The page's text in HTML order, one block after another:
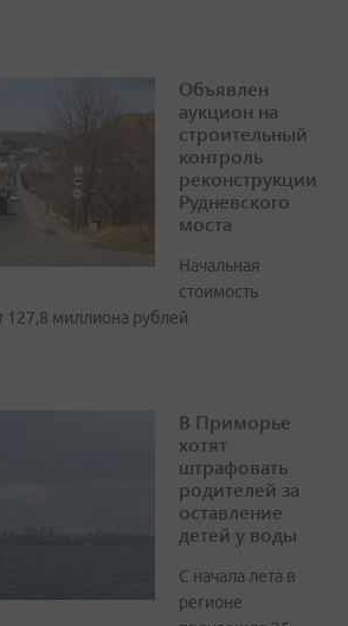
Объявлен
аукцион на
строительный
контроль
реконструкции
Рудневского
моста
Начальная
стоимость
127,8 миллиона рублей
В Приморье
хотят
штрафовать
родителей за
оставление
детей у воды
С начала лета в
регионе